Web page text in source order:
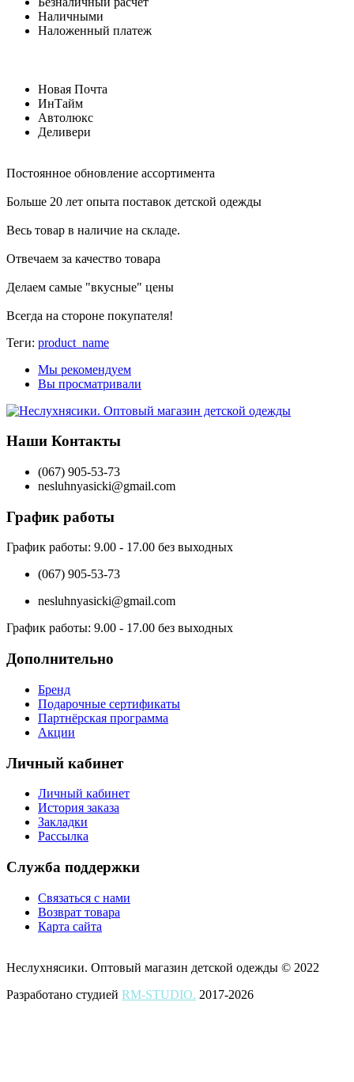
Наличными
Наложенный платеж
Новая Почта
ИнТайм
Автолюкс
Деливери
Постоянное обновление ассортимента
Больше 20 лет опыта поставок детской одежды
Весь товар в наличие на складе.
Отвечаем за качество товара
Делаем самые "вкусные" цены
Всегда на стороне покупателя!
Теги: product_name
Мы рекомендуем
Вы просматривали
Наши Контакты
(067) 905-53-73
nesluhnyasicki@gmail.com
График работы
График работы: 9.00 - 17.00 без выходных
(067) 905-53-73
nesluhnyasicki@gmail.com
График работы: 9.00 - 17.00 без выходных
Дополнительно
Бренд
Подарочные сертификаты
Партнёрская программа
Акции
Личный кабинет
Личный кабинет
История заказа
Закладки
Рассылка
Служба поддержки
Связаться с нами
Возврат товара
Карта сайта
Неслухнясики. Оптовый магазин детской одежды © 2022
Разработано студией RM-STUDIO. 2017-2026